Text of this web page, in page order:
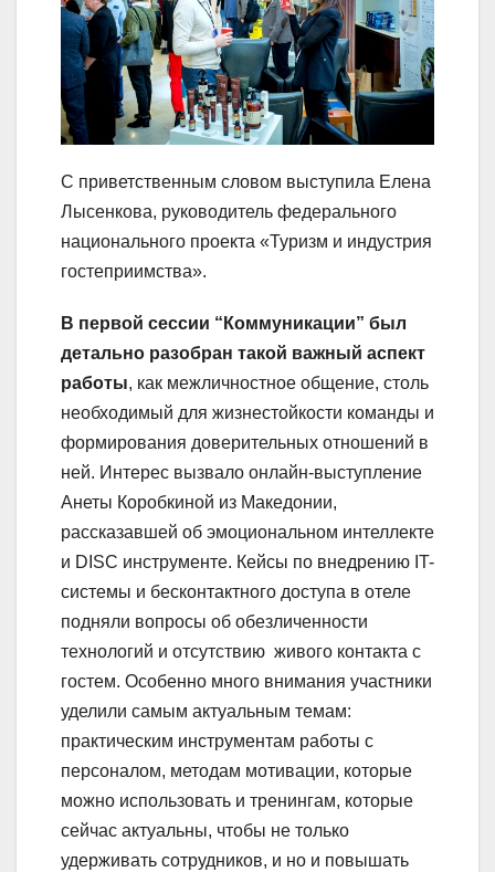
С приветственным словом выступила Елена
Лысенкова, руководитель федерального
национального проекта «Туризм и индустрия
гостеприимства».
В первой сессии “Коммуникации” был
детально разобран такой важный аспект
работы, как межличностное общение, столь
необходимый для жизнестойкости команды и
формирования доверительных отношений в
ней. Интерес вызвало онлайн-выступление
Анеты Коробкиной из Македонии,
рассказавшей об эмоциональном интеллекте
и DISC инструменте. Кейсы по внедрению IT-
системы и бесконтактного доступа в отеле
подняли вопросы об обезличенности
технологий и отсутствию живого контакта с
гостем. Особенно много внимания участники
уделили самым актуальным темам:
практическим инструментам работы с
персоналом, методам мотивации, которые
можно использовать и тренингам, которые
сейчас актуальны, чтобы не только
удерживать сотрудников, и но и повышать